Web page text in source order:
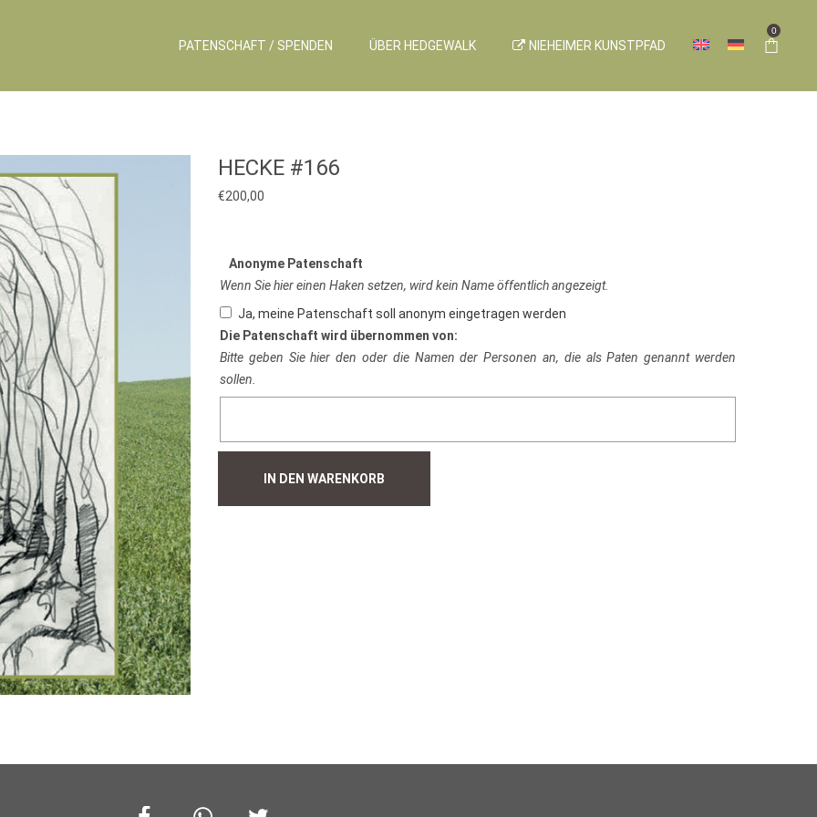
PATENSCHAFT / SPENDEN ÜBER HEDGEWALK NIEHEIMER KUNSTPFAD
0
HECKE #166
€200,00
Anonyme Patenschaft
Wenn Sie hier einen Haken setzen, wird kein Name öffentlich angezeigt.
Ja, meine Patenschaft soll anonym eingetragen werden
Die Patenschaft wird übernommen von:
Bitte geben Sie hier den oder die Namen der Personen an, die als Paten genannt werden
sollen.
Menge
IN DEN WARENKORB